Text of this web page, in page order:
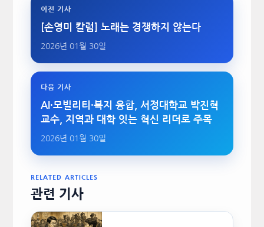
이전 기사
[손영미 칼럼] 노래는 경쟁하지 않는다
2026년 01월 30일
다음 기사
AI·모빌리티·복지 융합, 서정대학교 박진혁
교수, 지역과 대학 잇는 혁신 리더로 주목
2026년 01월 30일
RELATED ARTICLES
관련 기사